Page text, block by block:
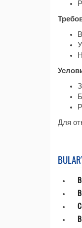
Для